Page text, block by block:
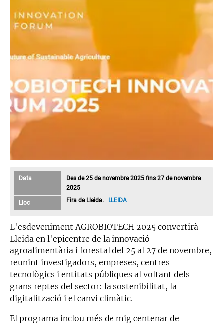
Data
Des de 25 de novembre 2025 fins 27 de novembre
2025
Lloc Fira de Lleida. LLEIDA
L'esdeveniment AGROBIOTECH 2025 convertirà
Lleida en l'epicentre de la innovació
agroalimentària i forestal del 25 al 27 de novembre,
reunint investigadors, empreses, centres
tecnològics i entitats públiques al voltant dels
grans reptes del sector: la sostenibilitat, la
digitalització i el canvi climàtic.
El programa inclou més de mig centenar de